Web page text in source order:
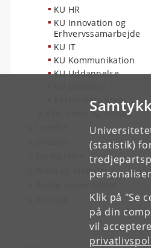
(statistik)
Klik på "Se
på din
vil
KU HR
KU Innovation og
Erhvervssamarbejde
KU IT
KU Kommunikation
KU Uddannelse
Rektoratets Stab
Råd, nævn og udvalg
Profil og historie